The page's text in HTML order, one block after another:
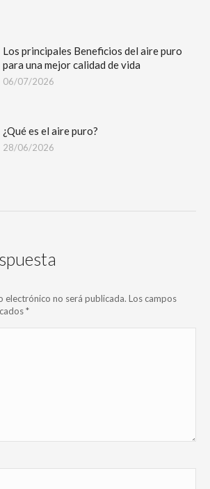
Los principales Beneficios del aire puro
para una mejor calidad de vida
06/07/2026
¿Qué es el aire puro?
28/06/2026
electrónico no será publicada. Los campos
*